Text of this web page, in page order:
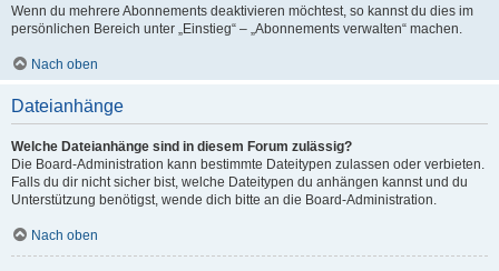
Wenn du mehrere Abonnements deaktivieren möchtest, so kannst du dies im
persönlichen Bereich unter „Einstieg“ – „Abonnements verwalten“ machen.
Nach oben
Dateianhänge
Welche Dateianhänge sind in diesem Forum zulässig?
Die Board-Administration kann bestimmte Dateitypen zulassen oder verbieten.
Falls du dir nicht sicher bist, welche Dateitypen du anhängen kannst und du
Unterstützung benötigst, wende dich bitte an die Board-Administration.
Nach oben